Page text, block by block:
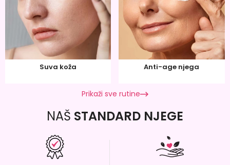
Suva koža Anti-age njega
Prikaži sve rutine
NAŠ STANDARD NJEGE